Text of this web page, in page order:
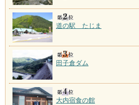
道の駅 たじま
田子倉ダム
大内宿食の館